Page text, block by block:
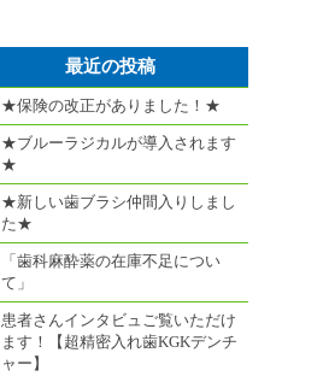
最近の投稿
★保険の改正がありました！★
★ブルーラジカルが導入されます
★
★新しい歯ブラシ仲間入りしまし
た★
「歯科麻酔薬の在庫不足につい
て」
患者さんインタビュご覧いただけ
ます！【超精密入れ歯KGKデンチ
ャー】